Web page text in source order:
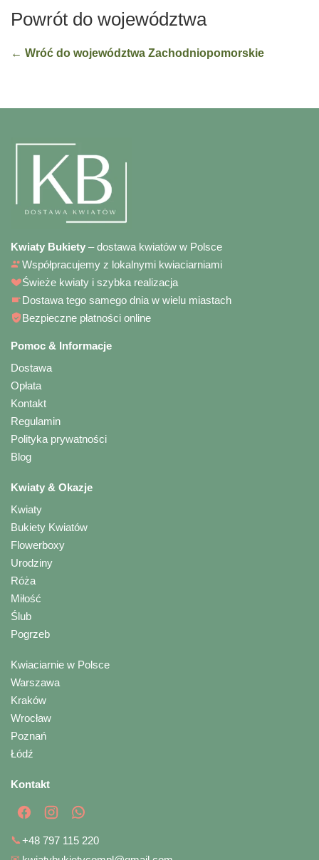
Powrót do województwa
← Wróć do województwa Zachodniopomorskie
Kwiaty Bukiety – dostawa kwiatów w Polsce
Współpracujemy z lokalnymi kwiaciarniami
Świeże kwiaty i szybka realizacja
Dostawa tego samego dnia w wielu miastach
Bezpieczne płatności online
Pomoc & Informacje
Dostawa
Opłata
Kontakt
Regulamin
Polityka prywatności
Blog
Kwiaty & Okazje
Kwiaty
Bukiety Kwiatów
Flowerboxy
Urodziny
Róża
Miłość
Ślub
Pogrzeb
Kwiaciarnie w Polsce
Warszawa
Kraków
Wrocław
Poznań
Łódź
Kontakt
📞+48 797 115 220